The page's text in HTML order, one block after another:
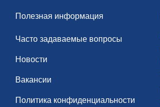
Полезная информация
Часто задаваемые вопросы
Новости
Вакансии
Политика конфиденциальности